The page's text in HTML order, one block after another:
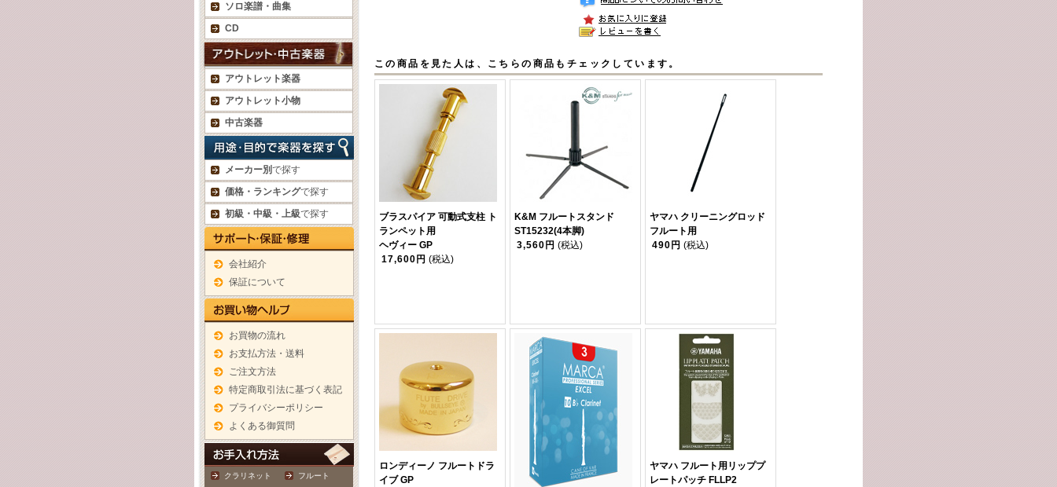
ソロ楽譜・曲集
CD
アウトレット楽器
アウトレット小物
中古楽器
メーカー別で探す
価格・ランキングで探す
初級・中級・上級で探す
会社紹介
保証について
お買物の流れ
お支払方法・送料
ご注文方法
特定商取引法に基づく表記
プライバシーポリシー
よくある御質問
クラリネット フルート
この商品を見た人は、こちらの商品もチェックしています。
ブラスパイア 可動式支柱 ト
ランペット用
ヘヴィー GP
17,600円 (税込)
K&M フルートスタンド
ST15232(4本脚)
3,560円 (税込)
ヤマハ クリーニングロッド
フルート用
490円 (税込)
ロンディーノ フルートドラ
イブ GP
ヤマハ フルート用リッププ
レートパッチ FLLP2